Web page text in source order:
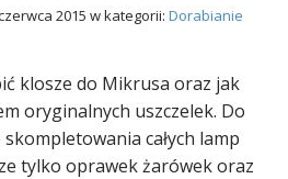
2015 w kategorii: Dorabianie
klosze do Mikrusa oraz jak
oryginalnych uszczelek. Do
skompletowania całych lamp
tylko oprawek żarówek oraz